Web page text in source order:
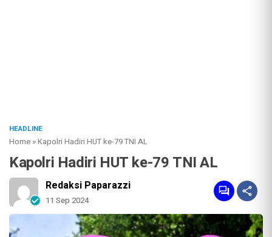
HEADLINE
Home »Kapolri Hadiri HUT ke-79 TNI AL
Kapolri Hadiri HUT ke-79 TNI AL
Redaksi Paparazzi
11 Sep 2024